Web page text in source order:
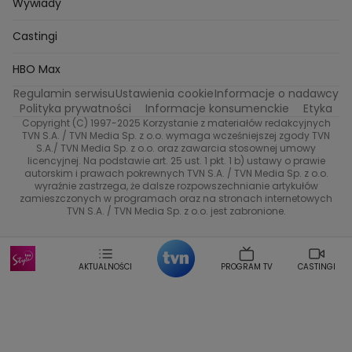
Kacper Jeneralski
Katarzyna Rozmyslowicz
Anna SamusionekPrzemyslaw Cypryanski
Damian MichalowskiEwa Piekut
Magdalena GwozdzKuchenne Rewolucje
Tadeusz Huk Lucyna MalecEwa Gawryluk
Marta JankowskaBartosz Skrobisz
Malwina WedzikowskaKrzysztof Skorzynski
Helena Englert Aleksander Zniszczol
Sonia Mietielica
Maciej Kuciel
Weekendowa Metamorfoza
Leszek Lichota
99 gra o wszystko
Życie na kredycie
Nasze Programy
Program TV
Przepisy
TVN
Dzień Dobry TVN
TVN7
TVN Turbo
Co za tydzień
TTV
Castingi
HBO Max
Regulamin serwisuUstawienia cookieInformacje o nadawcy
Polityka prywatności
Informacje konsumenckie Etyka
Copyright (C) 1997-2025 Korzystanie z materiałów redakcyjnych
TVN S.A. / TVN Media Sp. z o.o. wymaga wcześniejszej zgody TVN
S.A./ TVN Media Sp. z o.o. oraz zawarcia stosownej umowy
licencyjnej. Na podstawie art. 25 ust. 1 pkt. 1 b) ustawy o prawie
autorskim i prawach pokrewnych TVN S.A. / TVN Media Sp. z o.o.
wyraźnie zastrzega, że dalsze rozpowszechnianie artykułów
zamieszczonych w programach oraz na stronach internetowych
TVN S.A. / TVN Media Sp. z o.o. jest zabronione.
AKTUALNOŚCI PROGRAM TV CASTINGI